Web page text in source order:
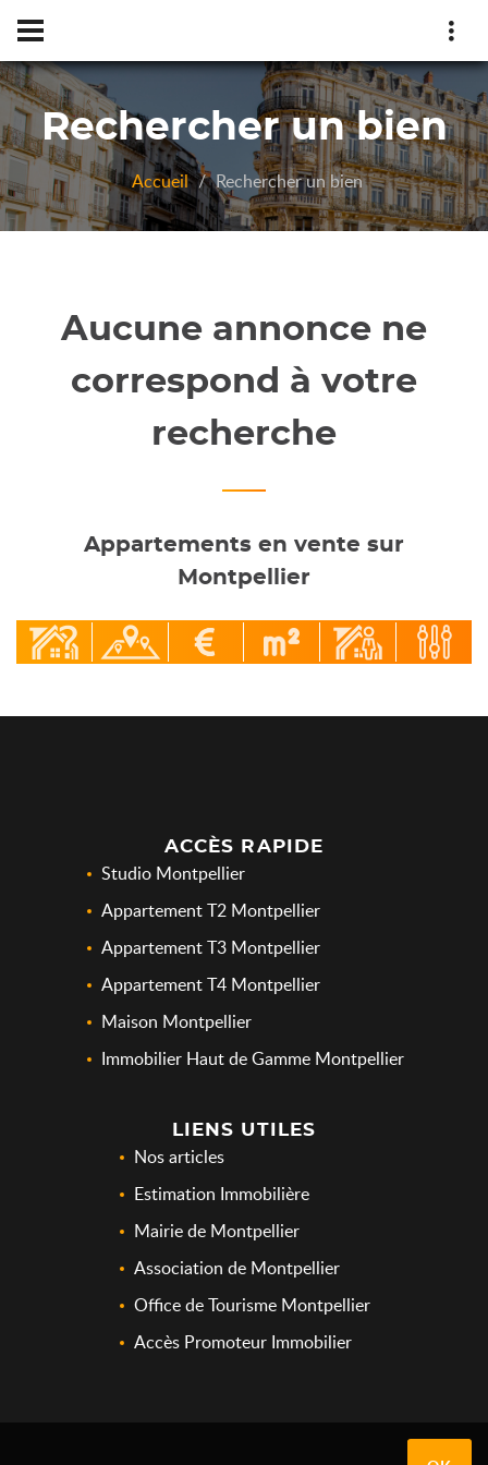
Rechercher un bien
Accueil Rechercher un bien
Aucune annonce ne
correspond à votre
recherche
Appartements en vente sur
Montpellier
ACCÈS RAPIDE
Studio Montpellier
Appartement T2 Montpellier
Appartement T3 Montpellier
Appartement T4 Montpellier
Maison Montpellier
Immobilier Haut de Gamme Montpellier
LIENS UTILES
Nos articles
Estimation Immobilière
Mairie de Montpellier
Association de Montpellier
Office de Tourisme Montpellier
Accès Promoteur Immobilier